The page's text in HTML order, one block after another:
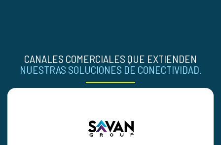
CANALES COMERCIALES QUE EXTIENDEN
NUESTRAS SOLUCIONES DE CONECTIVIDAD.